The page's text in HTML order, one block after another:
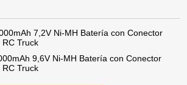
7,2V Ni-MH Batería con Conector
RC Truck
9,6V Ni-MH Batería con Conector
RC Truck